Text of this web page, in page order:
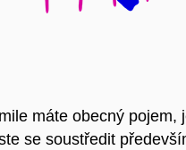
máte obecný pojem,
se soustředit